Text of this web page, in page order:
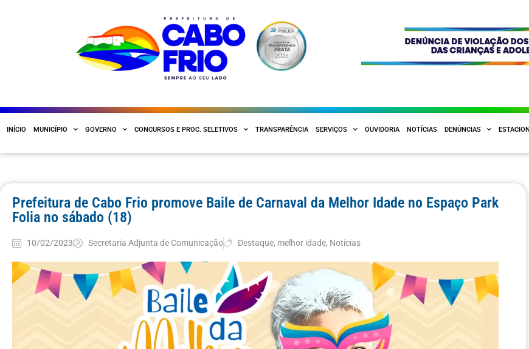
INÍCIO MUNICÍPIO GOVERNO CONCURSOS E PROC. SELETIVOS TRANSPARÊNCIA SERVIÇOS OUVIDORIA NOTÍCIAS DENÚNCIAS
Prefeitura de Cabo Frio promove Baile de Carnaval da Melhor Idade no Espaço Park
Folia no sábado (18)
10/02/2023 Secretaria Adjunta de Comunicação Destaque, melhor idade, Notícias